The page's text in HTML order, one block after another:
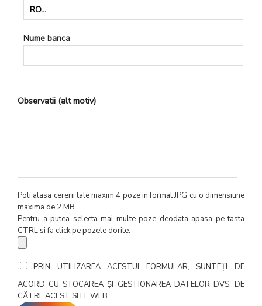
Nume banca
Observatii (alt motiv)
Poti atasa cererii tale maxim 4 poze in format JPG cu o dimensiune
maxima de 2 MB.
Pentru a putea selecta mai multe poze deodata apasa pe tasta
CTRL si fa click pe pozele dorite.
PRIN UTILIZAREA ACESTUI FORMULAR, SUNTEȚI DE
ACORD CU STOCAREA ȘI GESTIONAREA DATELOR DVS. DE
CĂTRE ACEST SITE WEB.